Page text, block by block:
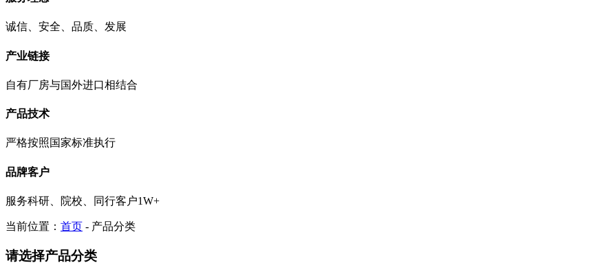
诚信、安全、品质、发展
产业链接
自有厂房与国外进口相结合
产品技术
严格按照国家标准执行
品牌客户
服务科研、院校、同行客户1W+
当前位置： 首页 - 产品分类
请选择产品分类